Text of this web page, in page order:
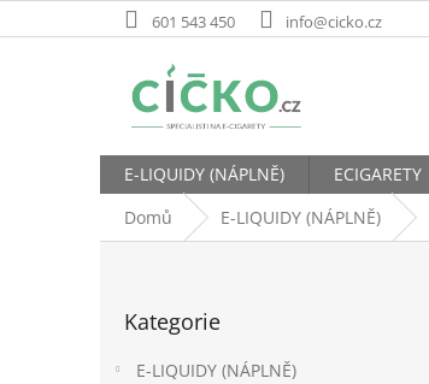
na
601 543 450 info@cicko.cz
E-LIQUIDY (NÁPLNĚ) ECIGARETY
Domů
E-LIQUIDY (NÁPLNĚ)
kategorie
Kategorie
E-LIQUIDY (NÁPLNĚ)